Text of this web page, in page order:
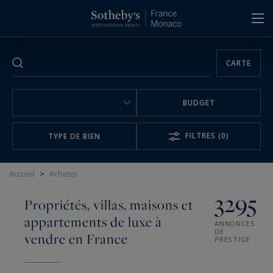
CARTE
TYPE DE BIEN
BUDGET
FILTRES (0)
Accueil > Acheter
Propriétés, villas, maisons et
appartements de luxe à
vendre en France
3295
ANNONCES
DE
PRESTIGE